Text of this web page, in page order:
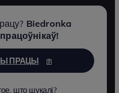
Biedronka
ПРАЦЫ
што шукалі?